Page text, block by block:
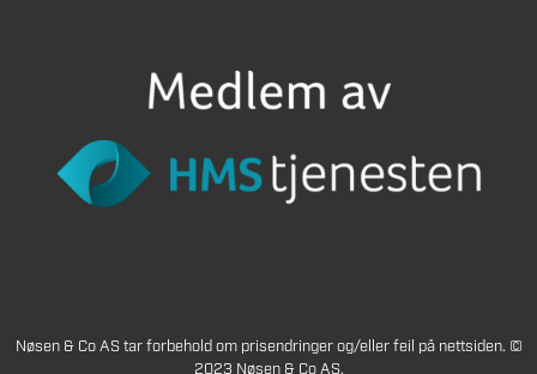
Nøsen & Co AS tar forbehold om prisendringer og/eller feil på nettsiden. ©
2023 Nøsen & Co AS.